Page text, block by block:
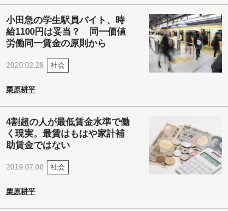
小田急の学生駅員バイト、時
給1100円は妥当？ 同一価値
労働同一賃金の原則から
2020.02.29 社会
栗原耕平
4割超の人が最低賃金水準で働
く現実。最賃はもはや家計補
助賃金ではない
2019.07.08 社会
栗原耕平